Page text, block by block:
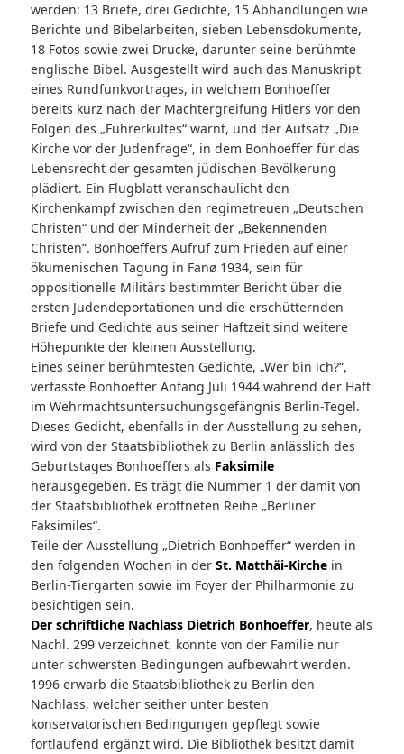
werden: 13 Briefe, drei Gedichte, 15 Abhandlungen wie
Berichte und Bibelarbeiten, sieben Lebensdokumente,
18 Fotos sowie zwei Drucke, darunter seine berühmte
englische Bibel. Ausgestellt wird auch das Manuskript
eines Rundfunkvortrages, in welchem Bonhoeffer
bereits kurz nach der Machtergreifung Hitlers vor den
Folgen des „Führerkultes“ warnt, und der Aufsatz „Die
Kirche vor der Judenfrage“, in dem Bonhoeffer für das
Lebensrecht der gesamten jüdischen Bevölkerung
plädiert. Ein Flugblatt veranschaulicht den
Kirchenkampf zwischen den regimetreuen „Deutschen
Christen“ und der Minderheit der „Bekennenden
Christen“. Bonhoeffers Aufruf zum Frieden auf einer
ökumenischen Tagung in Fanø 1934, sein für
oppositionelle Militärs bestimmter Bericht über die
ersten Judendeportationen und die erschütternden
Briefe und Gedichte aus seiner Haftzeit sind weitere
Höhepunkte der kleinen Ausstellung.
Eines seiner berühmtesten Gedichte, „Wer bin ich?“,
verfasste Bonhoeffer Anfang Juli 1944 während der Haft
im Wehrmachtsuntersuchungsgefängnis Berlin-Tegel.
Dieses Gedicht, ebenfalls in der Ausstellung zu sehen,
wird von der Staatsbibliothek zu Berlin anlässlich des
Geburtstages Bonhoeffers als Faksimile
herausgegeben. Es trägt die Nummer 1 der damit von
der Staatsbibliothek eröffneten Reihe „Berliner
Faksimiles“.
Teile der Ausstellung „Dietrich Bonhoeffer“ werden in
den folgenden Wochen in der St. Matthäi-Kirchein
Berlin-Tiergarten sowie im Foyer der Philharmonie zu
besichtigen sein.
Der schriftliche Nachlass Dietrich Bonhoeffer, heute als
Nachl. 299 verzeichnet, konnte von der Familie nur
unter schwersten Bedingungen aufbewahrt werden.
1996 erwarb die Staatsbibliothek zu Berlin den
Nachlass, welcher seither unter besten
konservatorischen Bedingungen gepflegt sowie
fortlaufend ergänzt wird. Die Bibliothek besitzt damit